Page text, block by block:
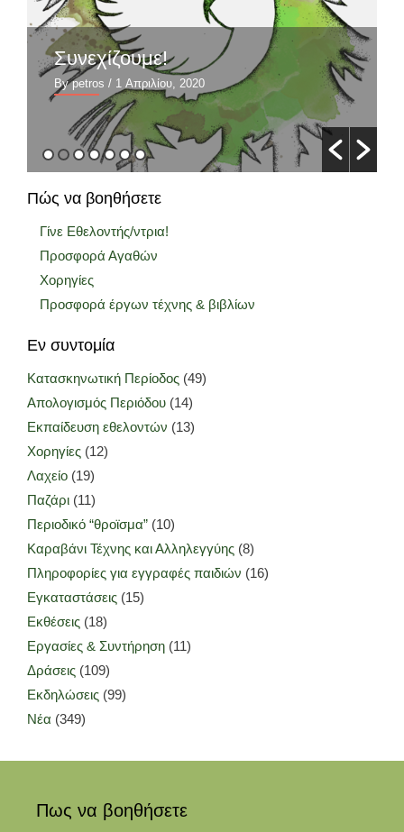
Συνεχίζουμε!
By petros / 1 Απριλίου, 2020
Πώς να βοηθήσετε
Γίνε Εθελοντής/ντρια!
Προσφορά Αγαθών
Χορηγίες
Προσφορά έργων τέχνης & βιβλίων
Εν συντομία
Κατασκηνωτική Περίοδος (49)
Απολογισμός Περιόδου (14)
Εκπαίδευση εθελοντών (13)
Χορηγίες (12)
Λαχείο (19)
Παζάρι (11)
Περιοδικό “θροϊσμα” (10)
Καραβάνι Τέχνης και Αλληλεγγύης (8)
Πληροφορίες για εγγραφές παιδιών (16)
Εγκαταστάσεις (15)
Εκθέσεις (18)
Εργασίες & Συντήρηση (11)
Δράσεις (109)
Εκδηλώσεις (99)
Νέα (349)
Πως να βοηθήσετε